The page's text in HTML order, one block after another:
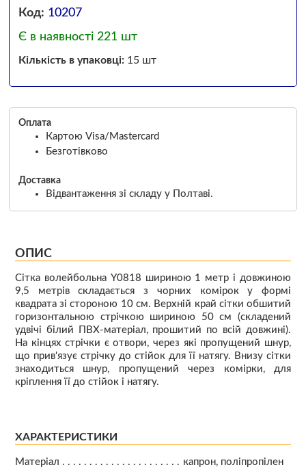
Код: 10207
Є в наявності 221 шт
Кількість в упаковці:15 шт
Оплата
Картою Visa/Mastercard
Безготівково
Доставка
Відвантаження зі складу у Полтаві.
ОПИС
Сітка волейбольна Y0818 шириною 1 метр і довжиною
9,5 метрів складається з чорних комірок у формі
квадрата зі стороною 10 см. Верхній край сітки обшитий
горизонтальною стрічкою шириною 50 см (складений
удвічі білий ПВХ-матеріал, прошитий по всій довжині).
На кінцях стрічки є отвори, через які пропущений шнур,
що прив'язує стрічку до стійок для її натягу. Внизу сітки
знаходиться шнур, пропущений через комірки, для
кріплення її до стійок і натягу.
ХАРАКТЕРИСТИКИ
Матеріал
капрон, поліпропілен